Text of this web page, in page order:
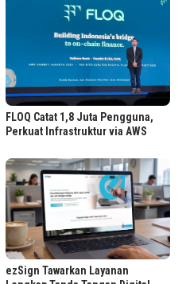
FLOQ Catat 1,8 Juta Pengguna,
Perkuat Infrastruktur via AWS
ezSign Tawarkan Layanan